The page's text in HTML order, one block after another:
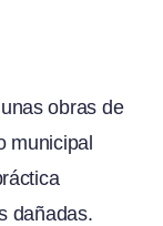
obras de
municipal
dañadas.